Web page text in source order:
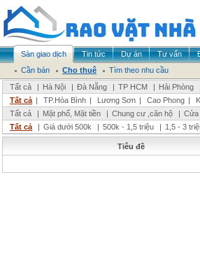
Sàn giao dịch Tin tức Dự án Tư vấn
Cần bán
Cho thuê
Tìm theo nhu cầu
Tất cả
| Hà Nội | Đà Nẵng | TP HCM | Hải Phòng
Tất cả | TP.Hòa Bình | Lương Sơn | Cao Phong |
Tất cả
| Mặt phố, Mặt tiền | Chung cư ,căn hộ | Cửa
Tất cả
| Giá dưới 500k | 500k - 1,5 triệu | 1,5 - 3
Tiêu đề